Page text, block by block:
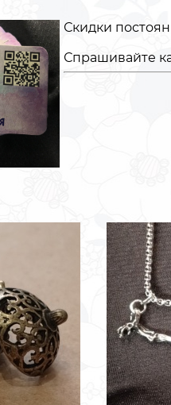
Скидки
Спрашивайте